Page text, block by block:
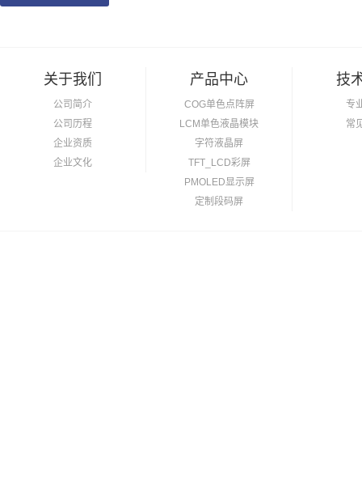
关于我们
公司简介
公司历程
企业资质
企业文化
产品中心
COG单色点阵屏
LCM单色液晶模块
字符液晶屏
TFT_LCD彩屏
PMOLED显示屏
定制段码屏
技
专
常